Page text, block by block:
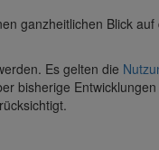
ganzheitlichen Blick
Es gelten die
bisherige